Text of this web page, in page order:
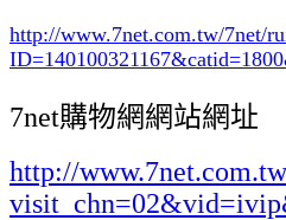
http://www.7net.com.tw/7net/
ID=140100321167&catid=1800
7net購物網網站網址
http://